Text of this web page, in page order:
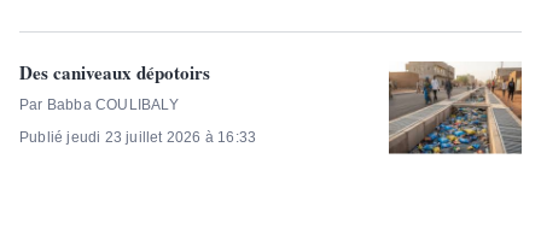
Des caniveaux dépotoirs
Par Babba COULIBALY
Publié jeudi 23 juillet 2026 à 16:33